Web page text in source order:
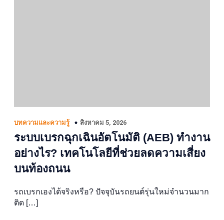
บทความและความรู้ สิงหาคม 5, 2026
ระบบเบรกฉุกเฉินอัตโนมัติ (AEB) ทำงาน
อย่างไร? เทคโนโลยีที่ช่วยลดความเสี่ยง
บนท้องถนน
รถเบรกเองได้จริงหรือ? ปัจจุบันรถยนต์รุ่นใหม่จำนวนมาก
ติด […]